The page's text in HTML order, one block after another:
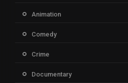
Animation
Comedy
Crime
Documentary